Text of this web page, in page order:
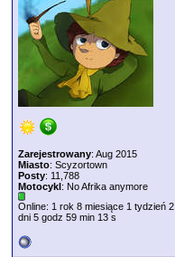
Zarejestrowany: Aug 2015
Miasto: Scyzortown
Posty: 11,788
Motocykl: No Afrika anymore
Online: 1 rok 8 miesiące 1 tydzień 2
dni 5 godz 59 min 13 s